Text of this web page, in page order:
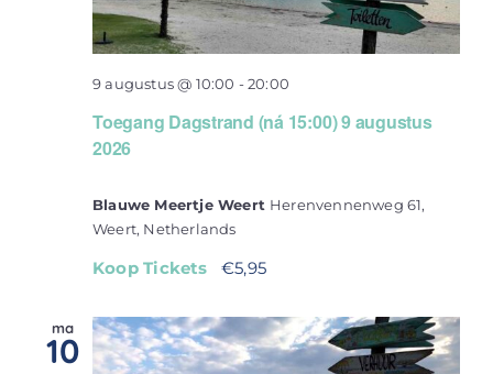
Toegang Dagstrand (ná 15:00) 9 augustus
2026
9 augustus @ 10:00 -20:00
Blauwe Meertje Weert Herenvennenweg 61,
Weert, Netherlands
Koop Tickets €5,95
ma
10